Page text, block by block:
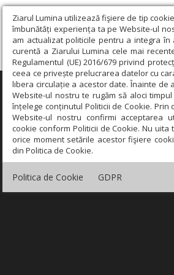
Ziarul Lumina utilizează fişiere de tip
îmbunătăți experiența ta pe Website-ul
am actualizat politicile pentru a integra în
curentă a Ziarului Lumina cele mai
Regulamentul (UE) 2016/679 privind
ceea ce privește prelucrarea datelor cu
libera circulație a acestor date. Înainte de
Website-ul nostru te rugăm să aloci
înțelege conținutul Politicii de Cookie. Prin
Website-ul nostru confirmi acceptarea
cookie conform Politicii de Cookie. Nu uita
orice moment setările acestor fişiere
din Politica de Cookie.
Politica de Cookie GDPR